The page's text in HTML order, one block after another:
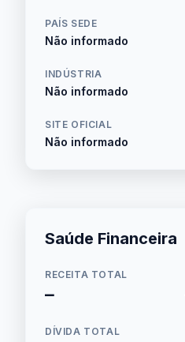
PAÍS SEDE
Não informado
INDÚSTRIA
Não informado
SITE OFICIAL
Não informado
Saúde Financeira
RECEITA TOTAL
—
DÍVIDA TOTAL